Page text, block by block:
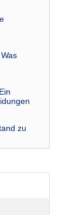
zu